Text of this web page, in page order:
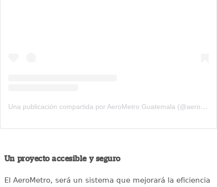
Una publicación compartida por AeroMetro Guatemala (@aerometrogt)
Un proyecto accesible y seguro
El AeroMetro, será un sistema que mejorará la eficiencia